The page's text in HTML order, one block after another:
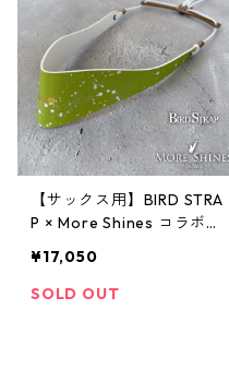
【サックス用】BIRD STRA
P × More Shines コラボモ
¥17,050
SOLD OUT